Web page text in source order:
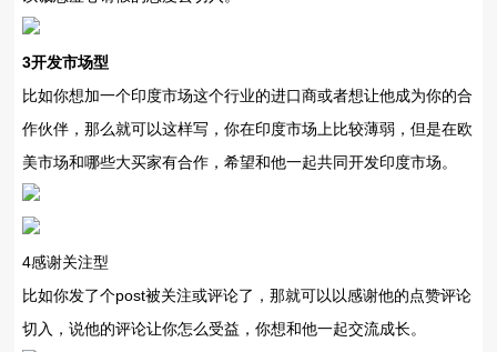
3开发市场型
比如你想加一个印度市场这个行业的进口商或者想让他成为你的合
作伙伴，那么就可以这样写，你在印度市场上比较薄弱，但是在欧
美市场和哪些大买家有合作，希望和他一起共同开发印度市场。
4感谢关注型
比如你发了个post被关注或评论了，那就可以以感谢他的点赞评论
切入，说他的评论让你怎么受益，你想和他一起交流成长。